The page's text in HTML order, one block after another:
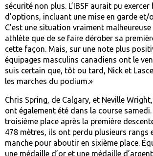
sécurité non plus. L’IBSF aurait pu
d’options, incluant une mise en garde et/
C’est une situation vraiment
athlète que de se faire dérober sa
cette façon. Mais, sur une note plus
équipages masculins canadiens ont le
suis certain que, tôt ou tard, Nick et
les marches du podium.»
Chris Spring, de Calgary, et Neville
ont également été dans la course
troisième place après la première
478 mètres, ils ont perdu plusieurs rangs
manche pour aboutir en sixième place.
une médaille d’or et une médaille